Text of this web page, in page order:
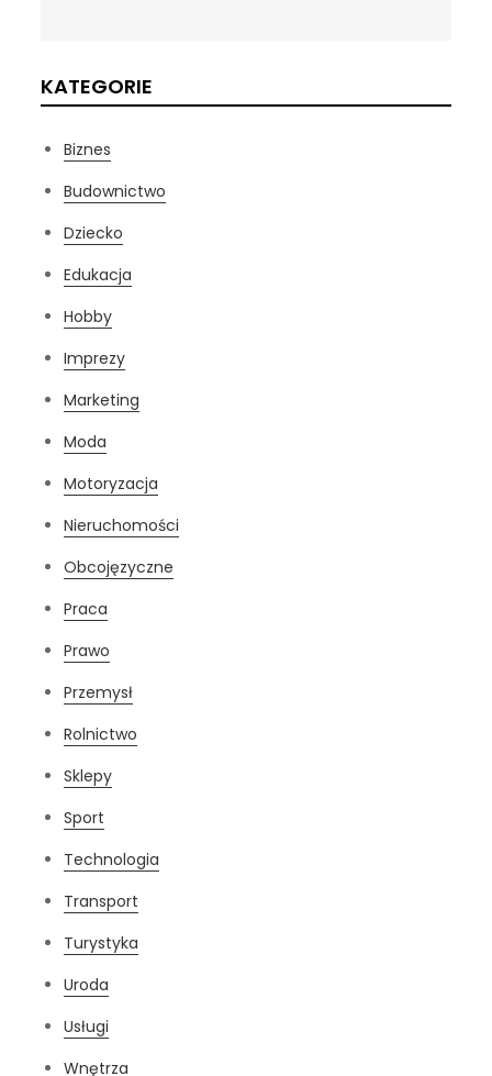
KATEGORIE
Biznes
Budownictwo
Dziecko
Edukacja
Hobby
Imprezy
Marketing
Moda
Motoryzacja
Nieruchomości
Obcojęzyczne
Praca
Prawo
Przemysł
Rolnictwo
Sklepy
Sport
Technologia
Transport
Turystyka
Uroda
Usługi
Wnętrza